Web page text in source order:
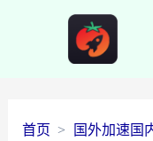
首页
国外加速国